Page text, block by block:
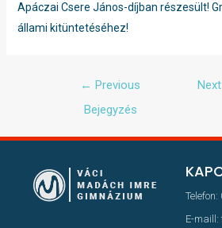
Apáczai Csere János-díjban részesült!
állami kitüntetéséhez!
← Previous
Bejegyzés
E-